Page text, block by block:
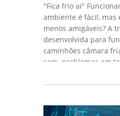
"Fica frio aí"
ambiente é fácil, mas
menos amigáveis? A
desenvolvida para
caminhões câmara
sem problemas em